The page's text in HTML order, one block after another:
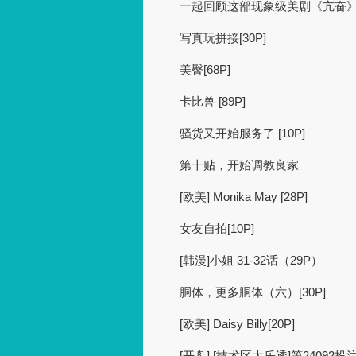
一起回顾这部现象级美剧《亢奋》
写真玩拼接[30P]
美臀[68P]
卡比兽 [89P]
骚货又开始服务了 [10P]
第十贴，开始调教良家
[欧美] Monika May [28P]
女友自拍[10P]
[韩漫]小姐 31-32话（29P）
胴体，更多胴体（六）[30P]
[欧美] Daisy Billy[20P]